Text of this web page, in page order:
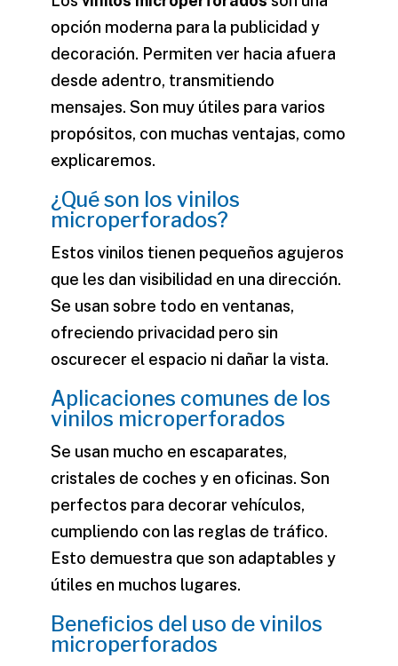
opción moderna para la publicidad y
decoración. Permiten ver hacia afuera
desde adentro, transmitiendo
mensajes. Son muy útiles para varios
propósitos, con muchas ventajas, como
explicaremos.
¿Qué son los vinilos
microperforados?
Estos vinilos tienen pequeños agujeros
que les dan visibilidad en una dirección.
Se usan sobre todo en ventanas,
ofreciendo privacidad pero sin
oscurecer el espacio ni dañar la vista.
Aplicaciones comunes de los
vinilos microperforados
Se usan mucho en escaparates,
cristales de coches y en oficinas. Son
perfectos para decorar vehículos,
cumpliendo con las reglas de tráfico.
Esto demuestra que son adaptables y
útiles en muchos lugares.
Beneficios del uso de vinilos
microperforados